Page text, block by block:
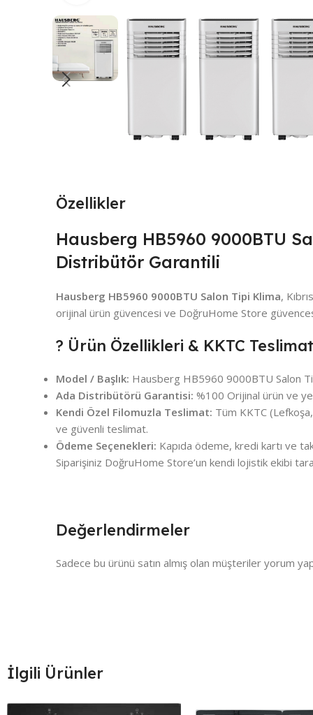
Özellikler
Hausberg HB5960 9000BTU
Distribütör Garantili
Hausberg HB5960 9000BTU Salon Tipi Klima,
orijinal ürün güvencesi ve DoğruHome Store
? Ürün Özellikleri & KKTC
Model / Başlık: Hausberg HB5960 9000BTU Salon
Ada Distribütörü Garantisi: %100 Orijinal ürün ve
Kendi Özel Filomuzla Teslimat: Tüm KKTC
ve güvenli teslimat.
Ödeme Seçenekleri: Kapıda ödeme, kredi kartı ve
Siparişiniz DoğruHome Store’un kendi lojistik ekibi
Değerlendirmeler
Sadece bu ürünü satın almış olan müşteriler yorum
İlgili Ürünler